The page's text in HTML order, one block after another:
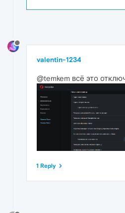
valentin-1234
@temkem всё это
1 Reply